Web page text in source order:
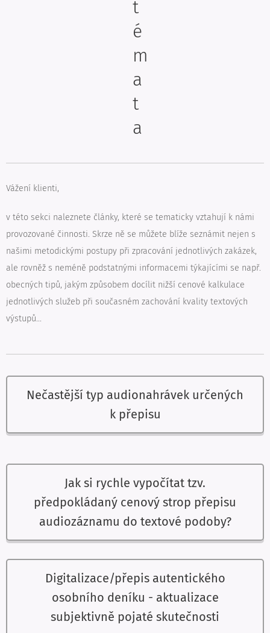
t
é
m
a
t
a
Vážení klienti,
v této sekci naleznete články, které se tematicky vztahují k námi
provozované činnosti. Skrze ně se můžete blíže seznámit nejen s
našimi metodickými postupy při zpracování jednotlivých zakázek,
ale rovněž s neméně podstatnými informacemi týkajícími se např.
obecných tipů, jakým způsobem docílit nižší cenové kalkulace
jednotlivých služeb při současném zachování kvality textových
výstupů...
Nečastější typ audionahrávek určených
k přepisu
Jak si rychle vypočítat tzv.
předpokládaný cenový strop přepisu
audiozáznamu do textové podoby?
Digitalizace/přepis autentického
osobního deníku - aktualizace
subjektivně pojaté skutečnosti